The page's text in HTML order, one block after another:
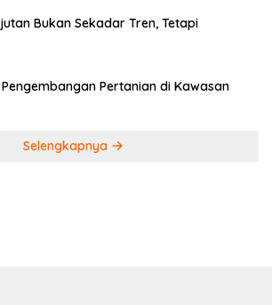
Bukan Sekadar Tren, Tetapi
Pertanian di Kawasan
Selengkapnya